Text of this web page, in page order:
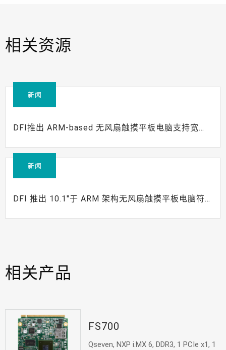
相关资源
新闻
DFI推出 ARM-based 无风扇触摸平板电脑支持宽压
新闻
DFI 推出 10.1"于 ARM 架构无风扇触摸平板电脑符
相关产品
FS700
Qseven, NXP i.MX 6, DDR3, 1 PCIe x1, 1